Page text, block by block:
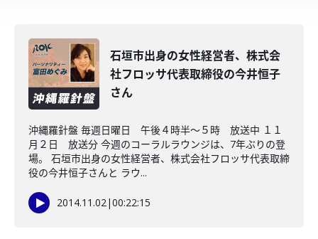
石垣市出身の女性経営者、株式会
社フロッサ代表取締役の今井恒子
さん
沖縄羅針盤 毎週日曜日 午後４時半～５時 放送中 １１
月２日 放送分 今週のコーラルラウンジは、7年ぶりの登
場。 石垣市出身の女性経営者、株式会社フロッサ代表取締
役の今井恒子さんと ラウ...
2014.11.02|00:22:15